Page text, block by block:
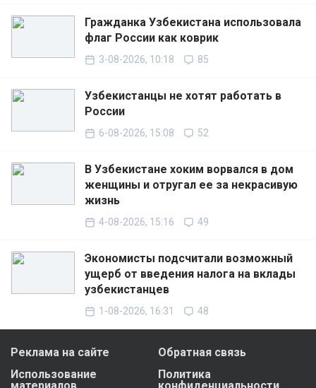
Гражданка Узбекистана использовала
флаг России как коврик
3-08-2026, 10:18 85
Узбекистанцы не хотят работать в
России
6-08-2026, 15:08 52
В Узбекистане хоким ворвался в дом
женщины и отругал ее за некрасивую
жизнь
4-08-2026, 15:16 49
Экономисты подсчитали возможный
ущерб от введения налога на вклады
узбекистанцев
1-08-2026, 16:31 48
Реклама на сайте
Обратная связь
Использование
Политика